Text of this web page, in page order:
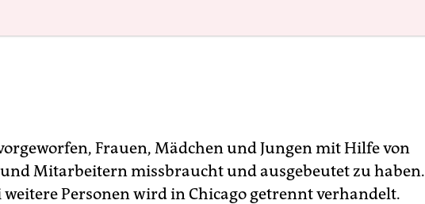
Frauen, Mädchen und Jungen mit Hilfe von
Mitarbeitern missbraucht und ausgebeutet zu haben.
weitere Personen wird in Chicago getrennt verhandelt.